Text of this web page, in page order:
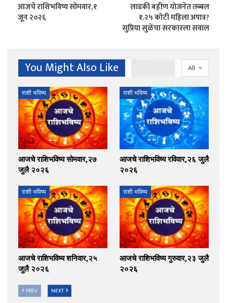
आजचे राशिभविष्य सोमवार,१
जून २०२६
लाडकी बहीण योजनेत तब्बल
१.२५ कोटी महिला अपात्र?
सुप्रिया सुळेंचा सरकारला सवाल
All
You Might Also Like
राशी भविष्य
आजचे राशिभविष्य सोमवार,२७
जुलै २०२६
राशी भविष्य
आजचे राशिभविष्य रविवार,२६ जुलै
२०२६
राशी भविष्य
आजचे राशिभविष्य शनिवार,२५
जुलै २०२६
राशी भविष्य
आजचे राशिभविष्य गुरुवार,२३ जुलै
२०२६
PREV NEXT